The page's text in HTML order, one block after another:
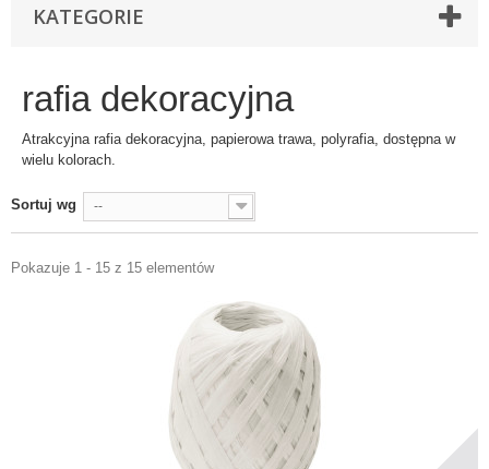
KATEGORIE
rafia dekoracyjna
Atrakcyjna rafia dekoracyjna, papierowa trawa, polyrafia, dostępna w
wielu kolorach.
Sortuj wg --
Pokazuje 1 - 15 z 15 elementów